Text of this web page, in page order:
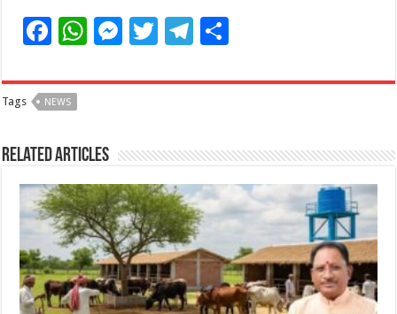
F
c
e
b
o
o
k
W
at
A
p
p
M
ss
n
g
e
r
T
itt
r
T
e
ra
m
ar
Tags NEWS
Related Articles